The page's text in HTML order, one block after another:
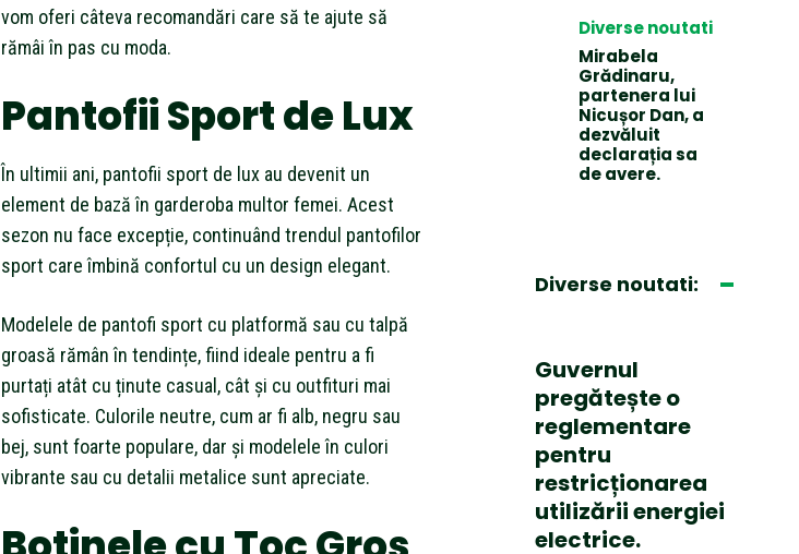
vom oferi câteva recomandări care să te ajute să
rămâi în pas cu moda.
Pantofii Sport de Lux
În ultimii ani, pantofii sport de lux au devenit un
element de bază în garderoba multor femei. Acest
sezon nu face excepție, continuând trendul pantofilor
sport care îmbină confortul cu un design elegant.
Modelele de pantofi sport cu platformă sau cu talpă
groasă rămân în tendințe, fiind ideale pentru a fi
purtați atât cu ținute casual, cât și cu outfituri mai
sofisticate. Culorile neutre, cum ar fi alb, negru sau
bej, sunt foarte populare, dar și modelele în culori
vibrante sau cu detalii metalice sunt apreciate.
Diverse noutati
Mirabela
Grădinaru,
partenera lui
Nicușor Dan, a
dezvăluit
declarația sa
de avere.
Diverse noutati:
Guvernul
pregătește o
reglementare
pentru
restricționarea
utilizării energiei
electrice.